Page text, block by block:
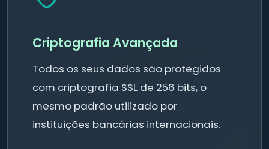
Criptografia Avançada
Todos os seus dados são protegidos
com criptografia SSL de 256 bits, o
mesmo padrão utilizado por
instituições bancárias internacionais.